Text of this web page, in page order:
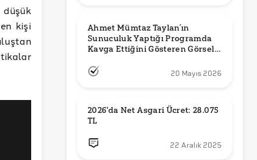
kişi
Ahmet Mümtaz Taylan’ın
Sunuculuk Yaptığı Programda
Kavga Ettiğini Gösteren Görsel
20 Mayıs 2026
2026'da Net Asgari Ücret: 28.075
TL
22 Aralık 2025